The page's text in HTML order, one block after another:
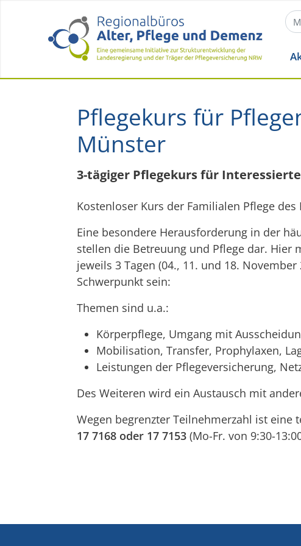
Pflegekurs für
Münster
3-tägiger Pflegekurs für
Kostenloser Kurs der Familialen Pflege
Eine besondere Herausforderung in der
stellen die Betreuung und Pflege dar. Hier
jeweils 3 Tagen (04., 11. und 18.
Schwerpunkt sein:
Themen sind u.a.:
Körperpflege, Umgang mit
Mobilisation, Transfer, Prophylaxen,
Leistungen der Pflegeversicherung,
Des Weiteren wird ein Austausch mit
Wegen begrenzter Teilnehmerzahl ist
17 7168 oder 17 7153 (Mo-Fr. von 9:30-